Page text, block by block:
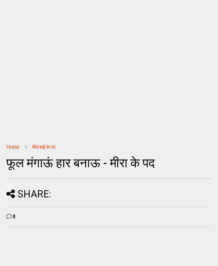
Home मीरा बाई के पद
फूल मंगाऊं हार बनाऊ - मीरा के पद
SHARE:
0